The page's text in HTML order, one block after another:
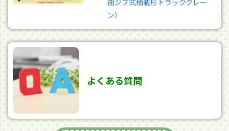
曲ジブ式積載形トラッククレー
ン）
よくある質問